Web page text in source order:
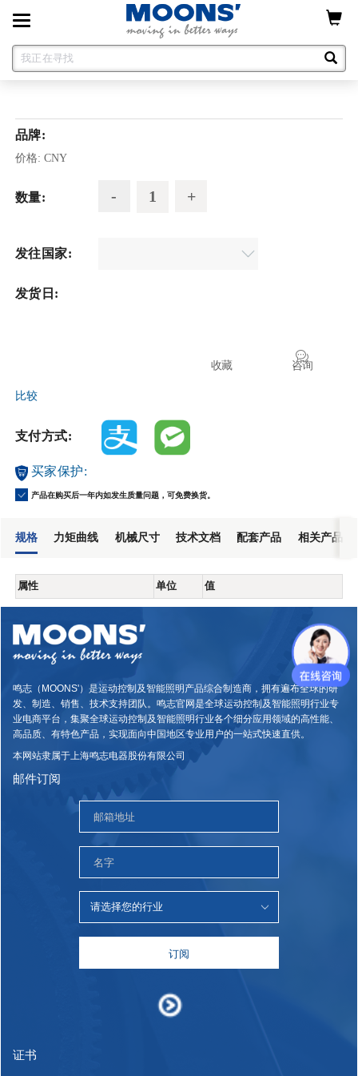
Toggle
navigation
品牌:
价格: CNY
数量:
发往国家:
发货日:
咨询
收藏
比较
支付方式:
买家保护:
产品在购买后一年内如发生质量问题，可免费换货。
规格 力矩曲线 机械尺寸 技术文档 配套产品 相关产品
属性 单位 值
鸣志（MOONS'）是运动控制及智能照明产品综合制造商，拥有遍布全球的研
发、制造、销售、技术支持团队。鸣志官网是全球运动控制及智能照明行业专
业电商平台，集聚全球运动控制及智能照明行业各个细分应用领域的高性能、
高品质、有特色产品，实现面向中国地区专业用户的一站式快速直供。
本网站隶属于上海鸣志电器股份有限公司
邮件订阅
订阅
证书